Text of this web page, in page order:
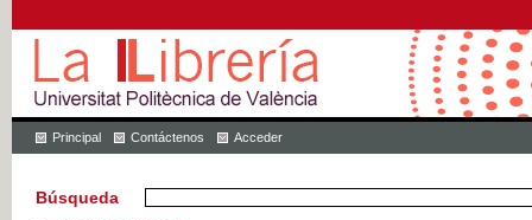
Principal Contáctenos Acceder
Búsqueda